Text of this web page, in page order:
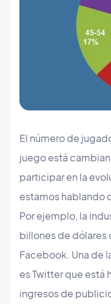
El número de
juego está
participar en la
estamos hablando
Por ejemplo, la
billones de dólares
Facebook. Una de
es Twitter que está
ingresos de